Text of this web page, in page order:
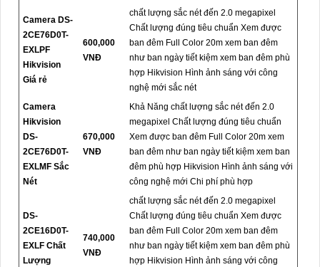
Camera DS-
2CE76D0T-
EXLPF
Hikvision
Giá rẻ
600,000
VNĐ
chất lượng sắc nét đến 2.0 megapixel
Chất lượng đúng tiêu chuẩn Xem được
ban đêm Full Color 20m xem ban đêm
như ban ngày tiết kiệm xem ban đêm phù
hợp Hikvision Hình ảnh sáng với công
nghệ mới sắc nét
Camera
Hikvision
DS-
2CE76D0T-
EXLMF Sắc
Nét
670,000
VNĐ
Khả Năng chất lượng sắc nét đến 2.0
megapixel Chất lượng đúng tiêu chuẩn
Xem được ban đêm Full Color 20m xem
ban đêm như ban ngày tiết kiệm xem ban
đêm phù hợp Hikvision Hình ảnh sáng với
công nghệ mới Chi phí phù hợp
DS-
2CE16D0T-
EXLF Chất
Lượng
740,000
VNĐ
chất lượng sắc nét đến 2.0 megapixel
Chất lượng đúng tiêu chuẩn Xem được
ban đêm Full Color 20m xem ban đêm
như ban ngày tiết kiệm xem ban đêm phù
hợp Hikvision Hình ảnh sáng với công